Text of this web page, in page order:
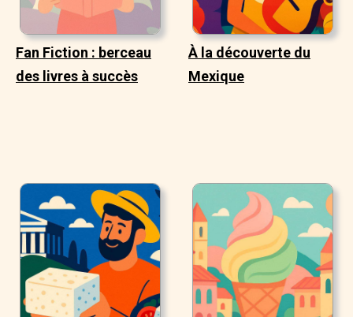
Fan Fiction : berceau
des livres à succès
À la découverte du
Mexique